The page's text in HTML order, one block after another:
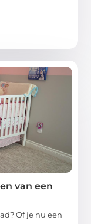
van een
Of je nu een